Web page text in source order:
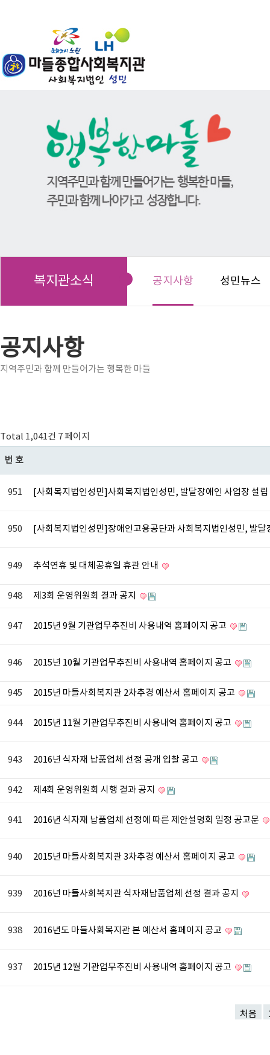
복지관소식 공지사항 성민뉴스
공지사항
지역주민과 함께 만들어가는 행복한 마들
Total 1,041건 7 페이지
번호
951 [사회복지법인성민]사회복지법인성민, 발달장애인 사업장 설립
950 [사회복지법인성민]장애인고용공단과 사회복지법인성민, 발
949 추석연휴 및 대체공휴일 휴관 안내
948 제3회 운영위원회 결과 공지
947 2015년 9월 기관업무추진비 사용내역 홈페이지 공고
946 2015년 10월 기관업무추진비 사용내역 홈페이지 공고
945 2015년 마들사회복지관 2차추경 예산서 홈페이지 공고
944 2015년 11월 기관업무추진비 사용내역 홈페이지 공고
943 2016년 식자재 납품업체 선정 공개 입찰 공고
942 제4회 운영위원회 시행 결과 공지
941 2016년 식자재 납품업체 선정에 따른 제안설명회 일정 공고문
940 2015년 마들사회복지관 3차추경 예산서 홈페이지 공고
939 2016년 마들사회복지관 식자재납품업체 선정 결과 공지
938 2016년도 마들사회복지관 본 예산서 홈페이지 공고
937 2015년 12월 기관업무추진비 사용내역 홈페이지 공고
처음